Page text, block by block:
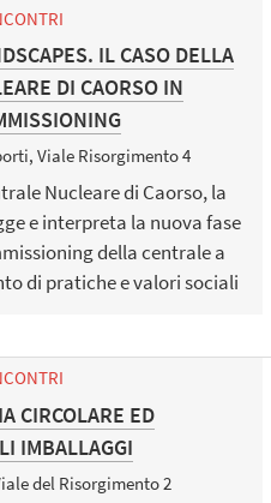
IL CASO DELLA
DI CAORSO IN
Viale Risorgimento 4
Nucleare di Caorso, la
e interpreta la nuova fase
della centrale a
di pratiche e valori sociali
CIRCOLARE ED
IMBALLAGGI
del Risorgimento 2